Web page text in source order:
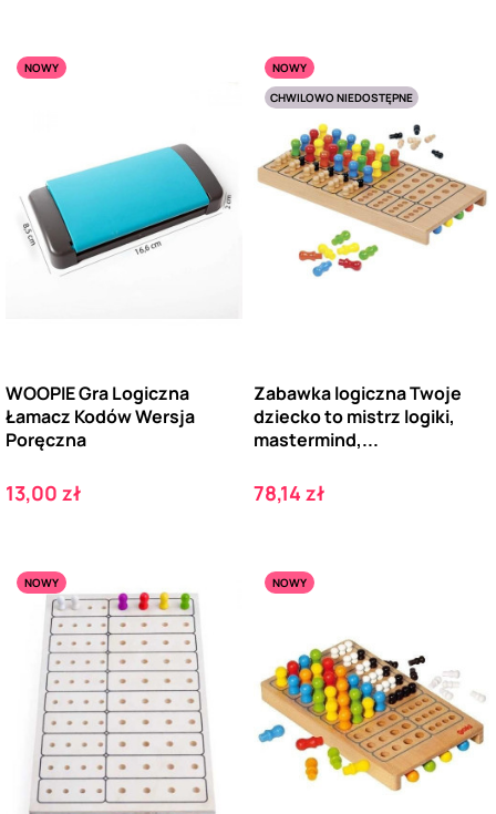
NOWY
WOOPIE Gra Logiczna
Łamacz Kodów Wersja
Poręczna
Cena
13,00 zł
NOWY
CHWILOWO NIEDOSTĘPNE
Zabawka logiczna Twoje
dziecko to mistrz logiki,
mastermind,...
Cena
78,14 zł
NOWY NOWY